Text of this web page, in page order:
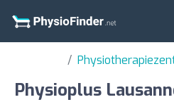
Physioplus